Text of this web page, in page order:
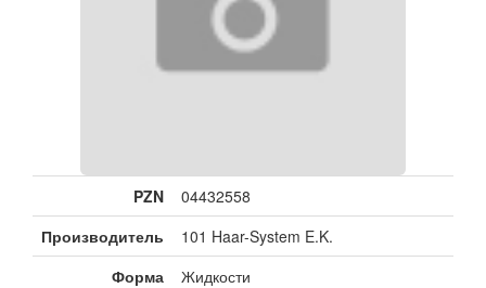
PZN
04432558
Производитель
101 Haar-System E.K.
Форма
Жидкости